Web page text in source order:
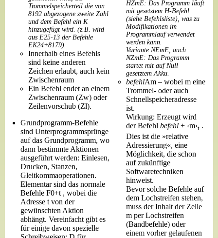
Trommelspeicherteil die von
8192 abgezogene zweite Zahl
und dem Befehl ein K
hinzugefügt wird. (z.B. wird
aus E25-13 der Befehle
EK24+8179).
Innerhalb eines Befehls
sind keine anderen
Zeichen erlaubt, auch kein
Zwischenraum
Ein Befehl endet an einem
Zwischenraum (Zw) oder
Zeilenvorschub (Zl).
Grundprogramm-Befehle
sind Unterprogrammsprünge
auf das Grundprogramm, wo
dann bestimmte Aktionen
ausgeführt werden: Einlesen,
Drucken, Stanzen,
Gleitkommaoperationen.
Elementar sind das normale
Befehle F0+t , wobei die
Adresse t von der
gewünschten Aktion
abhängt. Vereinfacht gibt es
für einige davon spezielle
HZmE: Das Programm läuft
mit gesetztem H-Befehl
(siehe Befehlsliste), was zu
Modifikationen im
Programmlauf verwendet
werden kann.
Variante NEmE, auch
NZmE: Das Programm
startet mit auf Null
gesetztem Akku.
befehlAm – wobei m eine
Trommel- oder auch
Schnellspeicheradresse
ist.
Wirkung: Erzeugt wird
der Befehl befehl + ‹m›t .
Dies ist die »relative
Adressierung«, eine
Möglichkeit, die schon
auf zukünftige
Softwaretechniken
hinweist.
Bevor solche Befehle auf
dem Lochstreifen stehen,
muss der Inhalt der Zelle
m per Lochstreifen
(Bandbefehle) oder
einem vorher gelaufenen